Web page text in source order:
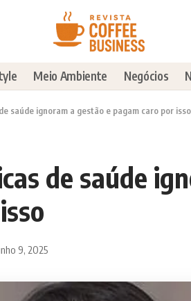
Meio Ambiente Negócios
saúde ignoram a gestão e pagam caro por isso
de saúde
9, 2025